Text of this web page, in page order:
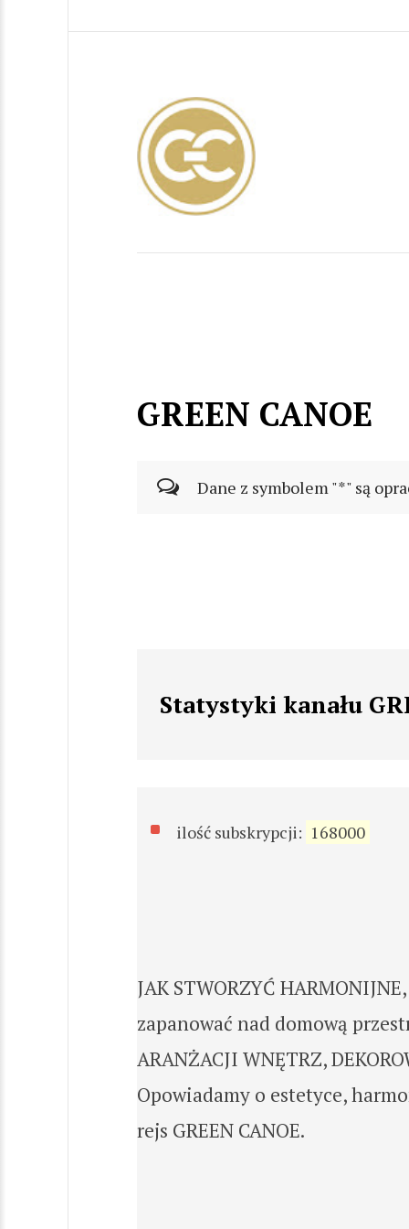
GREEN CANOE
Dane z symbolem "*" są
Statystyki kanału
ilość subskrypcji: 168000
JAK STWORZYĆ
zapanować nad domową
ARANŻACJI WNĘTRZ,
Opowiadamy o estetyce,
rejs GREEN CANOE.